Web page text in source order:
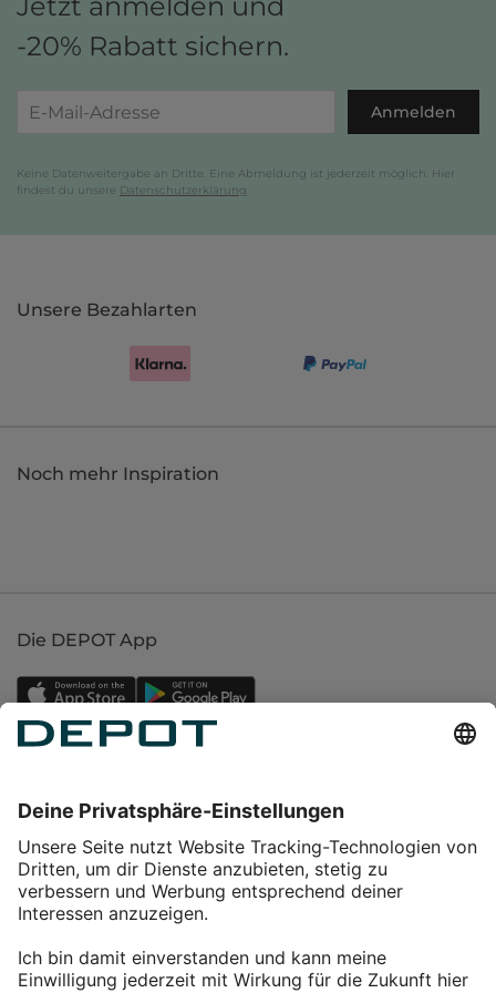
-20% Rabatt sichern.
Anmelden
Keine Datenweitergabe an Dritte. Eine Abmeldung ist jederzeit möglich. Hier
findest du unsere Datenschutzerklärung
Unsere Bezahlarten
Noch mehr Inspiration
Die DEPOT App
Service
Über DEPOT
Kontakt